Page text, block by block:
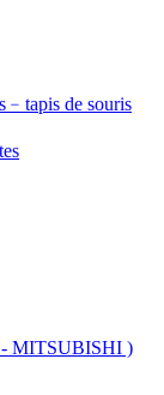
de souris
- MITSUBISHI )